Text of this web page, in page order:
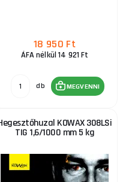
18 950 Ft
ÁFA nélkül 14 921 Ft
db MEGVENNI
KOWAX 308LSi
TIG 1,6/1000 mm 5 kg